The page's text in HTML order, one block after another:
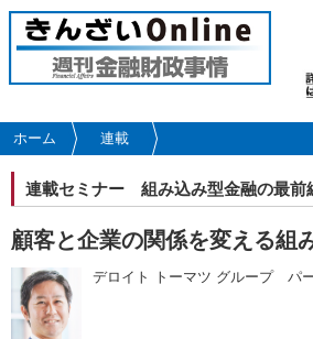
メ
イ
コ
ン
ツ
に
移
動
ホーム 連載
連載セミナー 組み込み型金融の最
顧客と企業の関係を変える組
デロイト トーマツ グループ パ